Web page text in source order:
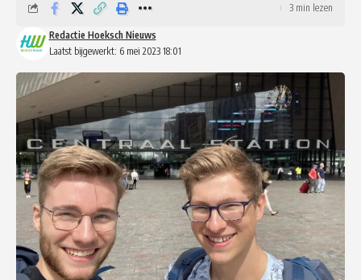
Laatst bijgewerkt: 6 mei 2023 18:01
Redactie Hoeksch Nieuws
3 min lezen